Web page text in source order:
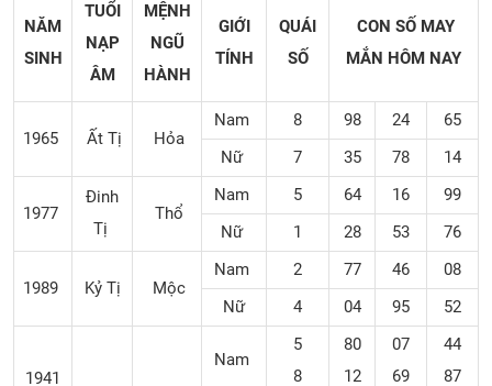
NĂM
SINH
TUỔI
NẠP
ÂM
MỆNH
NGŨ
HÀNH
GIỚI
TÍNH
QUÁI
SỐ
CON SỐ MAY
MẮN HÔM NAY
1965 Ất Tị Hỏa
Nam 8 98 24
65
Nữ
7 35 78 14
1977
Đinh
Tị
Thổ
Nam 5 64 16
99
Nữ
1 28 53 76
1989 Kỷ Tị Mộc
Nam 2 77 46
08
Nữ
4 04 95 52
1941
Nam
5
8
80
12
07
69
44
87